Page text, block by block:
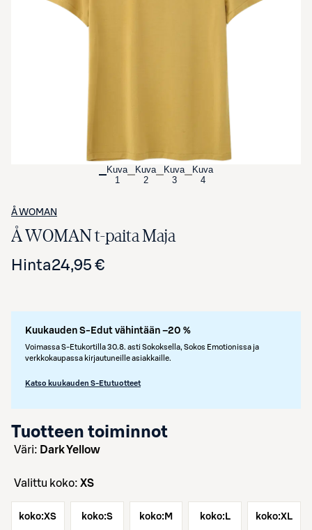
Kuva
1
Kuva
2
Kuva
3
Kuva
4
Å WOMAN
Å WOMAN t-paita Maja
Hinta24,95 €
Kuukauden S-Edut vähintään –20 %
Voimassa S-Etukortilla 30.8. asti Sokoksella, Sokos Emotionissa ja
verkkokaupassa kirjautuneille asiakkaille.
Katso kuukauden S-Etutuotteet
Tuotteen toiminnot
väri: Dark Yellow
Valittu koko: XS
koko:XS koko:S koko: M koko: L koko:XL